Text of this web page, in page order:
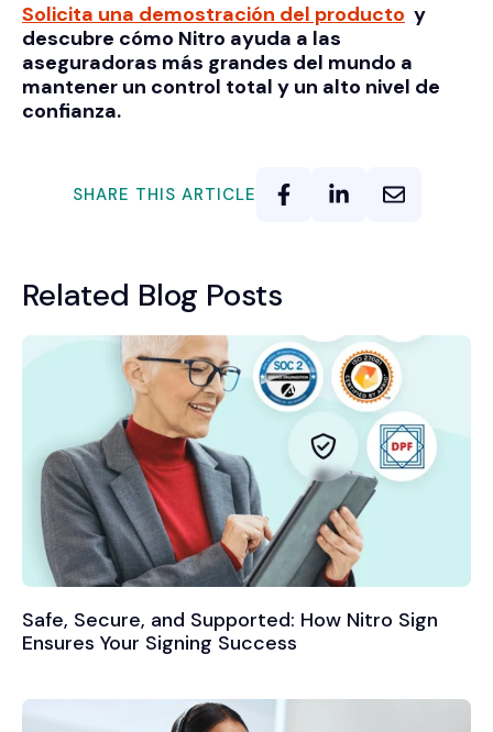
Solicita una demostración del producto y
descubre cómo Nitro ayuda a las
aseguradoras más grandes del mundo a
mantener un control total y un alto nivel de
confianza.
SHARE THIS ARTICLE
Related Blog Posts
Safe, Secure, and Supported: How Nitro Sign
Ensures Your Signing Success